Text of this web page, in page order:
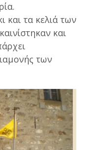
και τα κελιά των
και
των